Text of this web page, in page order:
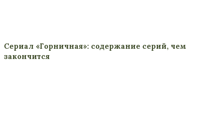
Сериал «Горничная»: содержание серий, чем
закончится